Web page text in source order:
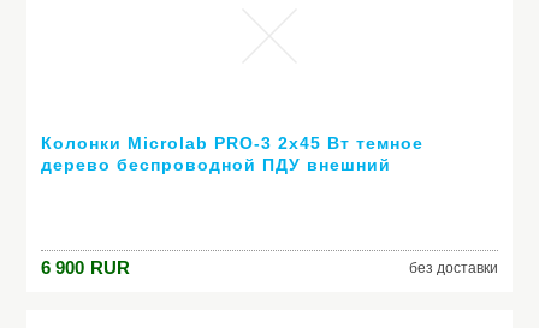
Колонки Microlab PRO-3 2х45 Вт темное
дерево беспроводной ПДУ внешний
6 900 RUR без доставки